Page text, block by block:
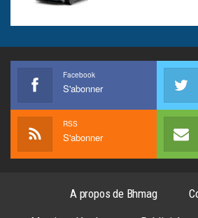
Facebook
S'abonner
RSS
S'abonner
A propos de Bhmag